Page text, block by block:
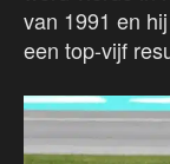
van 1991 en
een top-vijf